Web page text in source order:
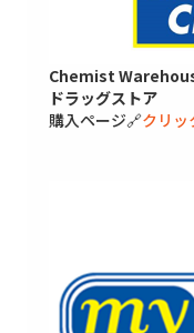
Chemist
ドラッグストア
購入ページ🔗クリッ